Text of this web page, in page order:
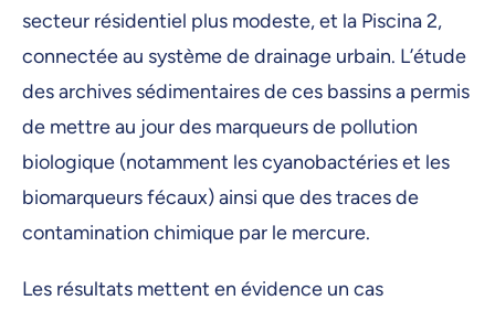
secteur résidentiel plus modeste, et la Piscina 2,
connectée au système de drainage urbain. L’étude
des archives sédimentaires de ces bassins a permis
de mettre au jour des marqueurs de pollution
biologique (notamment les cyanobactéries et les
biomarqueurs fécaux) ainsi que des traces de
contamination chimique par le mercure.
Les résultats mettent en évidence un cas